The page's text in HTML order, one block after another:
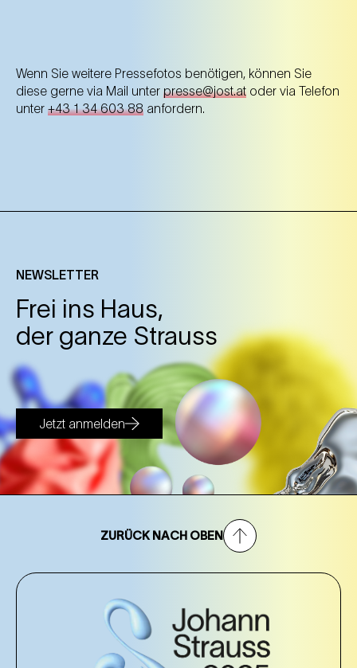
Wenn Sie weitere Pressefotos benötigen, können Sie
diese gerne via Mail unter presse@jost.at oder via Telefon
unter +43 1 34 603 88 anfordern.
NEWSLETTER
Frei ins Haus,
der ganze Strauss
Jetzt anmelden
ZURÜCK NACH OBEN